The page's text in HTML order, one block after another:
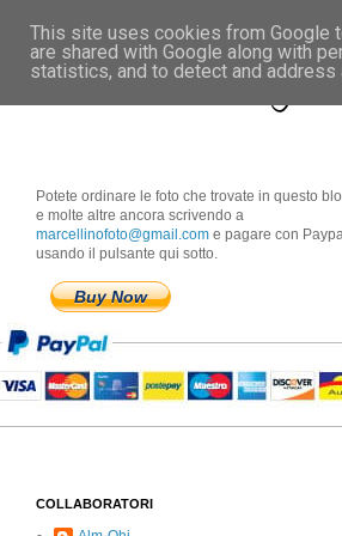
Marcellino
Potete ordinare le foto che trovate in questo
e molte altre ancora scrivendo a
marcellinofoto@gmail.com e pagare con
usando il pulsante qui sotto.
Buy Now
COLLABORATORI
This site uses cookies from Google
are shared with Google along with
statistics, and to detect and address